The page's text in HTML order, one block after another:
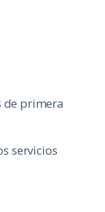
de primera
servicios